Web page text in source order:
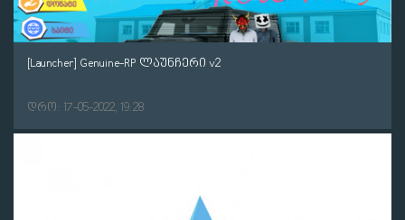
[Launcher] Genuine-RP ლაუნჩერი v2
დრო: 17-05-2022, 19:28